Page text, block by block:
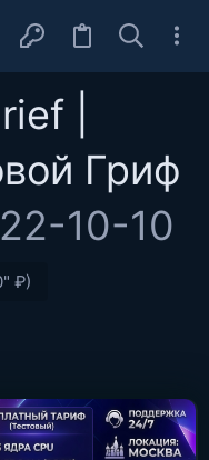
|
Гриф
10-10
₽)